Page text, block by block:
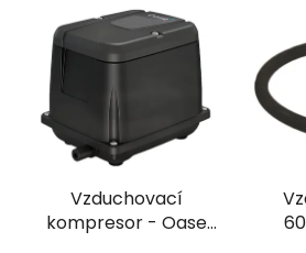
Vzduchovací
kompresor - Oase